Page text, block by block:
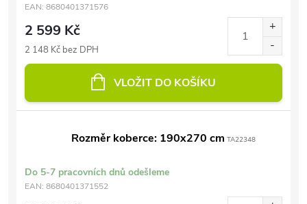
EAN: 8680401371576
2 599 Kč
2 148 Kč bez DPH
VLOŽIT DO KOŠÍKU
Rozměr koberce: 190x270 cm TA22348
Do 5-7 pracovních dnů odešleme
EAN: 8680401371552